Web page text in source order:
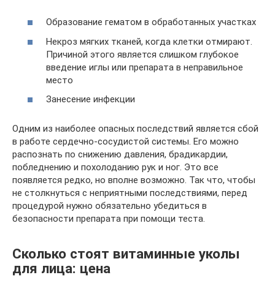
Образование гематом в обработанных участках
Некроз мягких тканей, когда клетки отмирают.
Причиной этого является слишком глубокое
введение иглы или препарата в неправильное
место
Занесение инфекции
Одним из наиболее опасных последствий является сбой
в работе сердечно-сосудистой системы. Его можно
распознать по снижению давления, брадикардии,
побледнению и похолоданию рук и ног. Это все
появляется редко, но вполне возможно. Так что, чтобы
не столкнуться с неприятными последствиями, перед
процедурой нужно обязательно убедиться в
безопасности препарата при помощи теста.
Сколько стоят витаминные уколы
для лица: цена